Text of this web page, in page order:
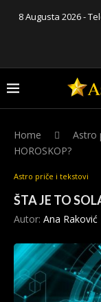
8 Augusta 2026 -
Home Astro
HOROSKOP?
Astro priče i tekstovi
ŠTA JE TO
Autor: Ana Raković